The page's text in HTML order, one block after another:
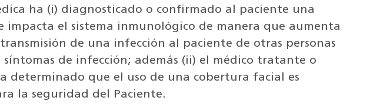
ha (i) diagnosticado o confirmado al paciente una
impacta el sistema inmunológico de manera que aumenta
de una infección al paciente de otras personas
síntomas de infección; además (ii) el médico tratante o
determinado que el uso de una cobertura facial es
la seguridad del Paciente.